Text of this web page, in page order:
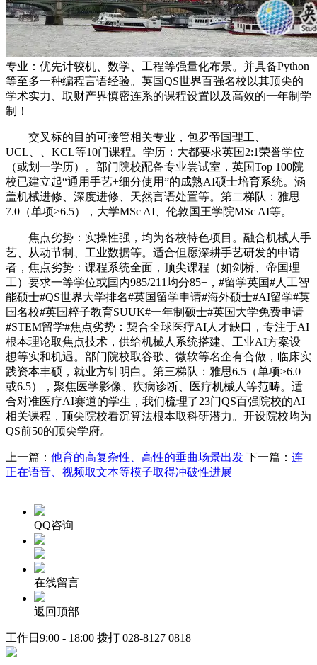
专业：优先计较机、数学、工程等强量化布景。并具备Python
等至多一种编程言语经验。英国QS世界百强名校以其顶尖的
学术实力、取财产界慎密连系的课程设置以及高效的一年制学
制！
交叉标的目的可接管相关专业，包罗帝国理工、
UCL、、KCL等10门课程。学历：大都要求英国2:1荣誉学位
（或划一学历）。部门院校配备专业尝试室，英国Top 100院
校已建立起“通用手艺+细分使用”的成熟AI硕士培育系统。涵
盖机械进修、深度进修、天然言语处置等。第二梯队：雅思
7.0（单项≥6.5），大学MSc AI、伦敦国王学院MSc AI等。
焦点劣势：实操性强，均为各校特色项目。融合机械人手
艺、从动节制、工业数据等。适合但愿深耕手艺研发的申请
者，焦点劣势：课程系统全面，顶尖课程（如剑桥、帝国理
工）要求一等学位或国内985/211均分85+，#留学英国#人工智
能硕士#QS世界大学排名#英国留学申请#海外硕士#AI留学#英
国名校#英国粹子教育SUUK#一年制硕士#英国大学免费申请
#STEM留学#焦点劣势：契合全球医疗AI人才缺口，专注于AI
根本理论取焦点技术，供给机械人系统搭建、工业AI方案设
想等实和机遇。部门院校取谷歌、微软等名企有合做，临床实
践资本丰硕，就业方针明白。第三梯队：雅思6.5（单项≥6.0
或6.5），聚焦医学影像、疾病诊断、医疗机械人等范畴。适
合对准医疗AI赛道的学生，我们梳理了23门QS百强院校的AI
相关课程，顶尖院校看沉算法根本取科研潜力。开设院校均为
QS前50的顶尖学府。
上一篇： 他育的高复杂性、高性的垂曲场景出发 下一篇： 连
正在语音、视频取文本等模子取得冲破性进展
QQ咨询
在线留言
返回顶部
工作日9:00 - 18:00 拨打 028-8127 0818